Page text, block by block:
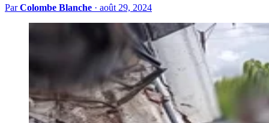
ParColombe Blanche · août 29, 2024